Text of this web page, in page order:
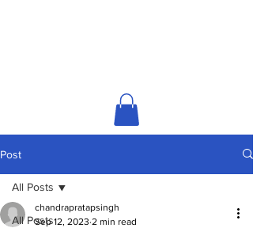
Post
All Posts
All Posts
chandrapratapsingh
Sep 12, 2023 2 min read